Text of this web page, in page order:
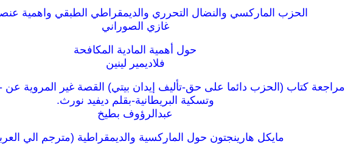
الحزب الماركسي والنضال التحرري والديمقراطي الطبقي واهمية
غازي الصوراني
حول أهمية المادية المكافحة
فلاديمير لينين
مراجعة كتاب (الحزب دائما على حق-تأليف إيدان بيتي) القصة غير المروية عن
وتسكية البريطانية-بقلم ديفيد نورث.
عبدالرؤوف بطيخ
مايكل هارينجتون حول الماركسية والديمقراطية (مترجم الي